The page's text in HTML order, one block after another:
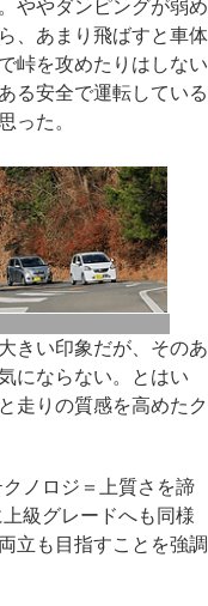
ややダンピングが弱め
、あまり飛ばすと車体
峠を攻めたりはしない
る安全で運転している
った。
きい印象だが、そのあ
にならない。とはい
走りの質感を高めたク
ノロジ＝上質さを諦
級グレードへも同様
立も目指すことを強調